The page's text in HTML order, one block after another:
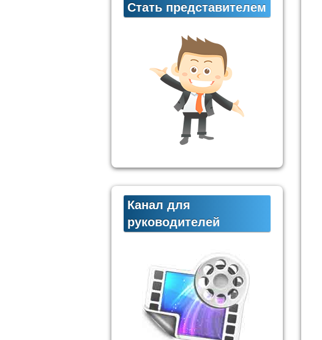
Стать представителем
Канал для
руководителей